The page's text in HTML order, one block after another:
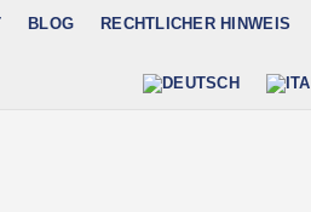
BLOG RECHTLICHER HINWEIS